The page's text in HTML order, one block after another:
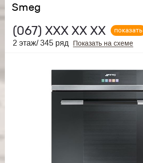
Smeg
(067) ХХХ ХХ ХХ
показать
2 этаж/ 345 ряд
Показать на схеме